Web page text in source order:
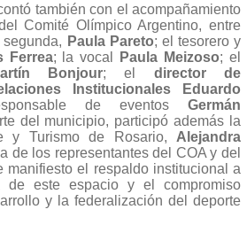
también con el acompañamiento
Comité Olímpico Argentino, entre
Paula Pareto; el tesorero y
Ferrea; la vocal Paula Meizoso; el
Bonjour; el director de
Institucionales
Eduardo
de eventos Germán
del municipio, participó además la
y Turismo de Rosario, Alejandra
de los representantes del COA y del
manifiesto el respaldo institucional a
de este espacio y el compromiso
y la federalización del deporte